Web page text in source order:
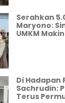
Serahkan
Maryono:
UMKM
Di Hadapan
Sachrudin:
Terus